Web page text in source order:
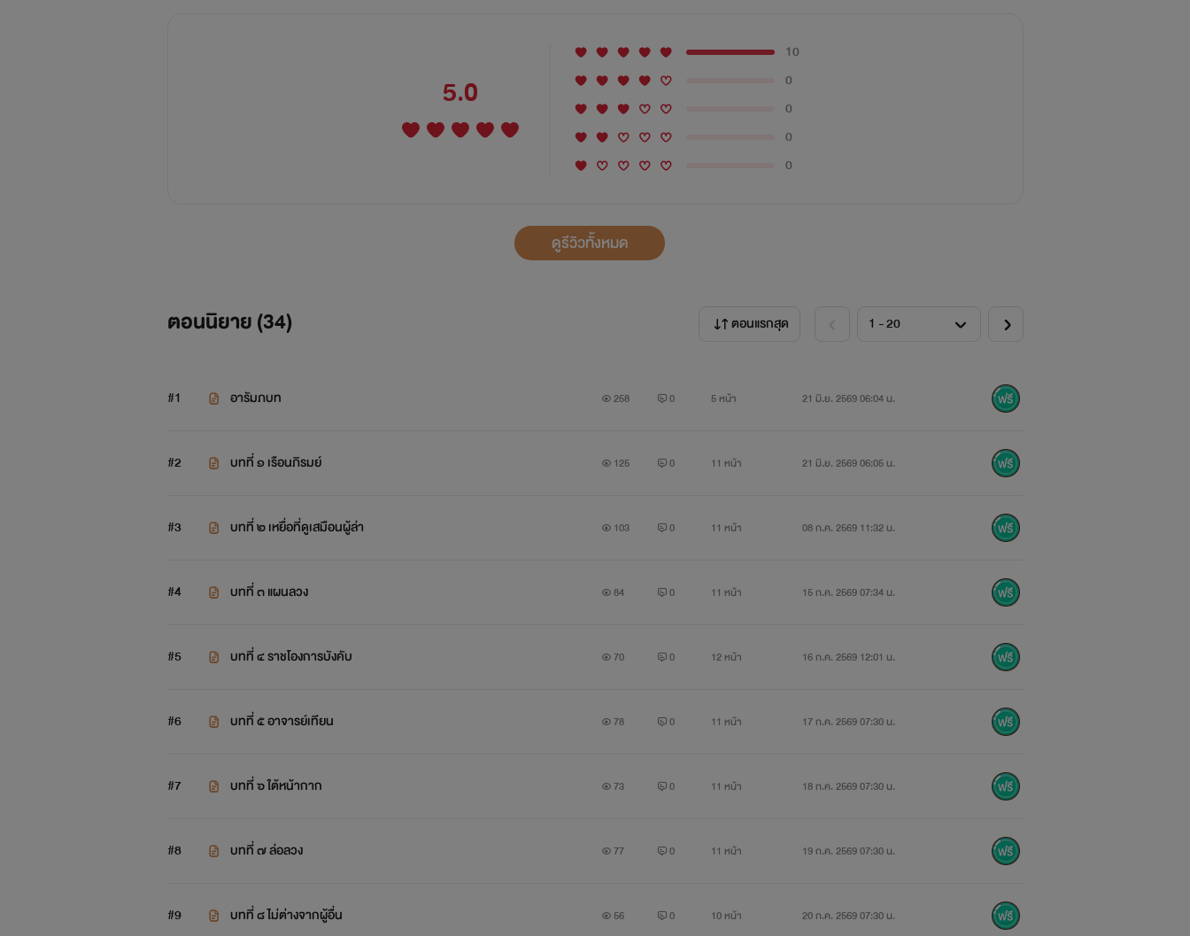
5.0
10
0
0
0
0
ดูรีวิวทั้งหมด
ตอนนิยาย (34) ตอนแรกสุด
#1 อารัมภบท 258 0 5 หน้า 21 มิ.ย. 2569 06:04 น.
#2 บทที่ ๑ เรือนภิรมย์ 125 0 11 หน้า 21 มิ.ย. 2569 06:05 น.
#3 บทที่ ๒ เหยื่อที่ดูเสมือนผู้ล่า 103 0 11 หน้า 08 ก.ค. 2569 11:32 น.
#4 บทที่ ๓ แผนลวง 84 0 11 หน้า 15 ก.ค. 2569 07:34 น.
#5 บทที่ ๔ ราชโองการบังคับ 70 0 12 หน้า 16 ก.ค. 2569 12:01 น.
#6 บทที่ ๕ อาจารย์เทียน 78 0 11 หน้า 17 ก.ค. 2569 07:30 น.
#7 บทที่ ๖ ใต้หน้ากาก 73 0 11 หน้า 18 ก.ค. 2569 07:30 น.
#8 บทที่ ๗ ล่อลวง 77 0 11 หน้า 19 ก.ค. 2569 07:30 น.
#9 บทที่ ๘ ไม่ต่างจากผู้อื่น 56 0 10 หน้า 20 ก.ค. 2569 07:30 น.